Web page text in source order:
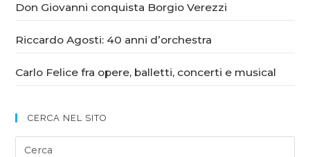
Don Giovanni conquista Borgio Verezzi
Riccardo Agosti: 40 anni d’orchestra
Carlo Felice fra opere, balletti, concerti e musical
CERCA NEL SITO